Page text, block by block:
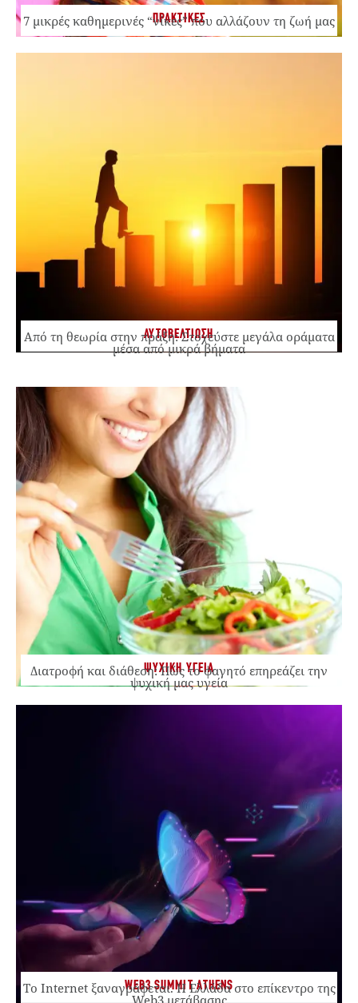
ΠΡΑΚΤΙΚΕΣ
7 μικρές καθημερινές “νίκες” που αλλάζουν τη ζωή μας
ΑΥΤΟΒΕΛΤΙΩΣΗ
Από τη θεωρία στην πράξη: Στοχεύστε μεγάλα οράματα
μέσα από μικρά βήματα
ΨΥΧΙΚΗ ΥΓΕΙΑ
Διατροφή και διάθεση: Πώς το φαγητό επηρεάζει την
ψυχική μας υγεία
WEB3 SUMMIT ATHENS
Το Internet ξαναγράφεται. Η Ελλάδα στο επίκεντρο της